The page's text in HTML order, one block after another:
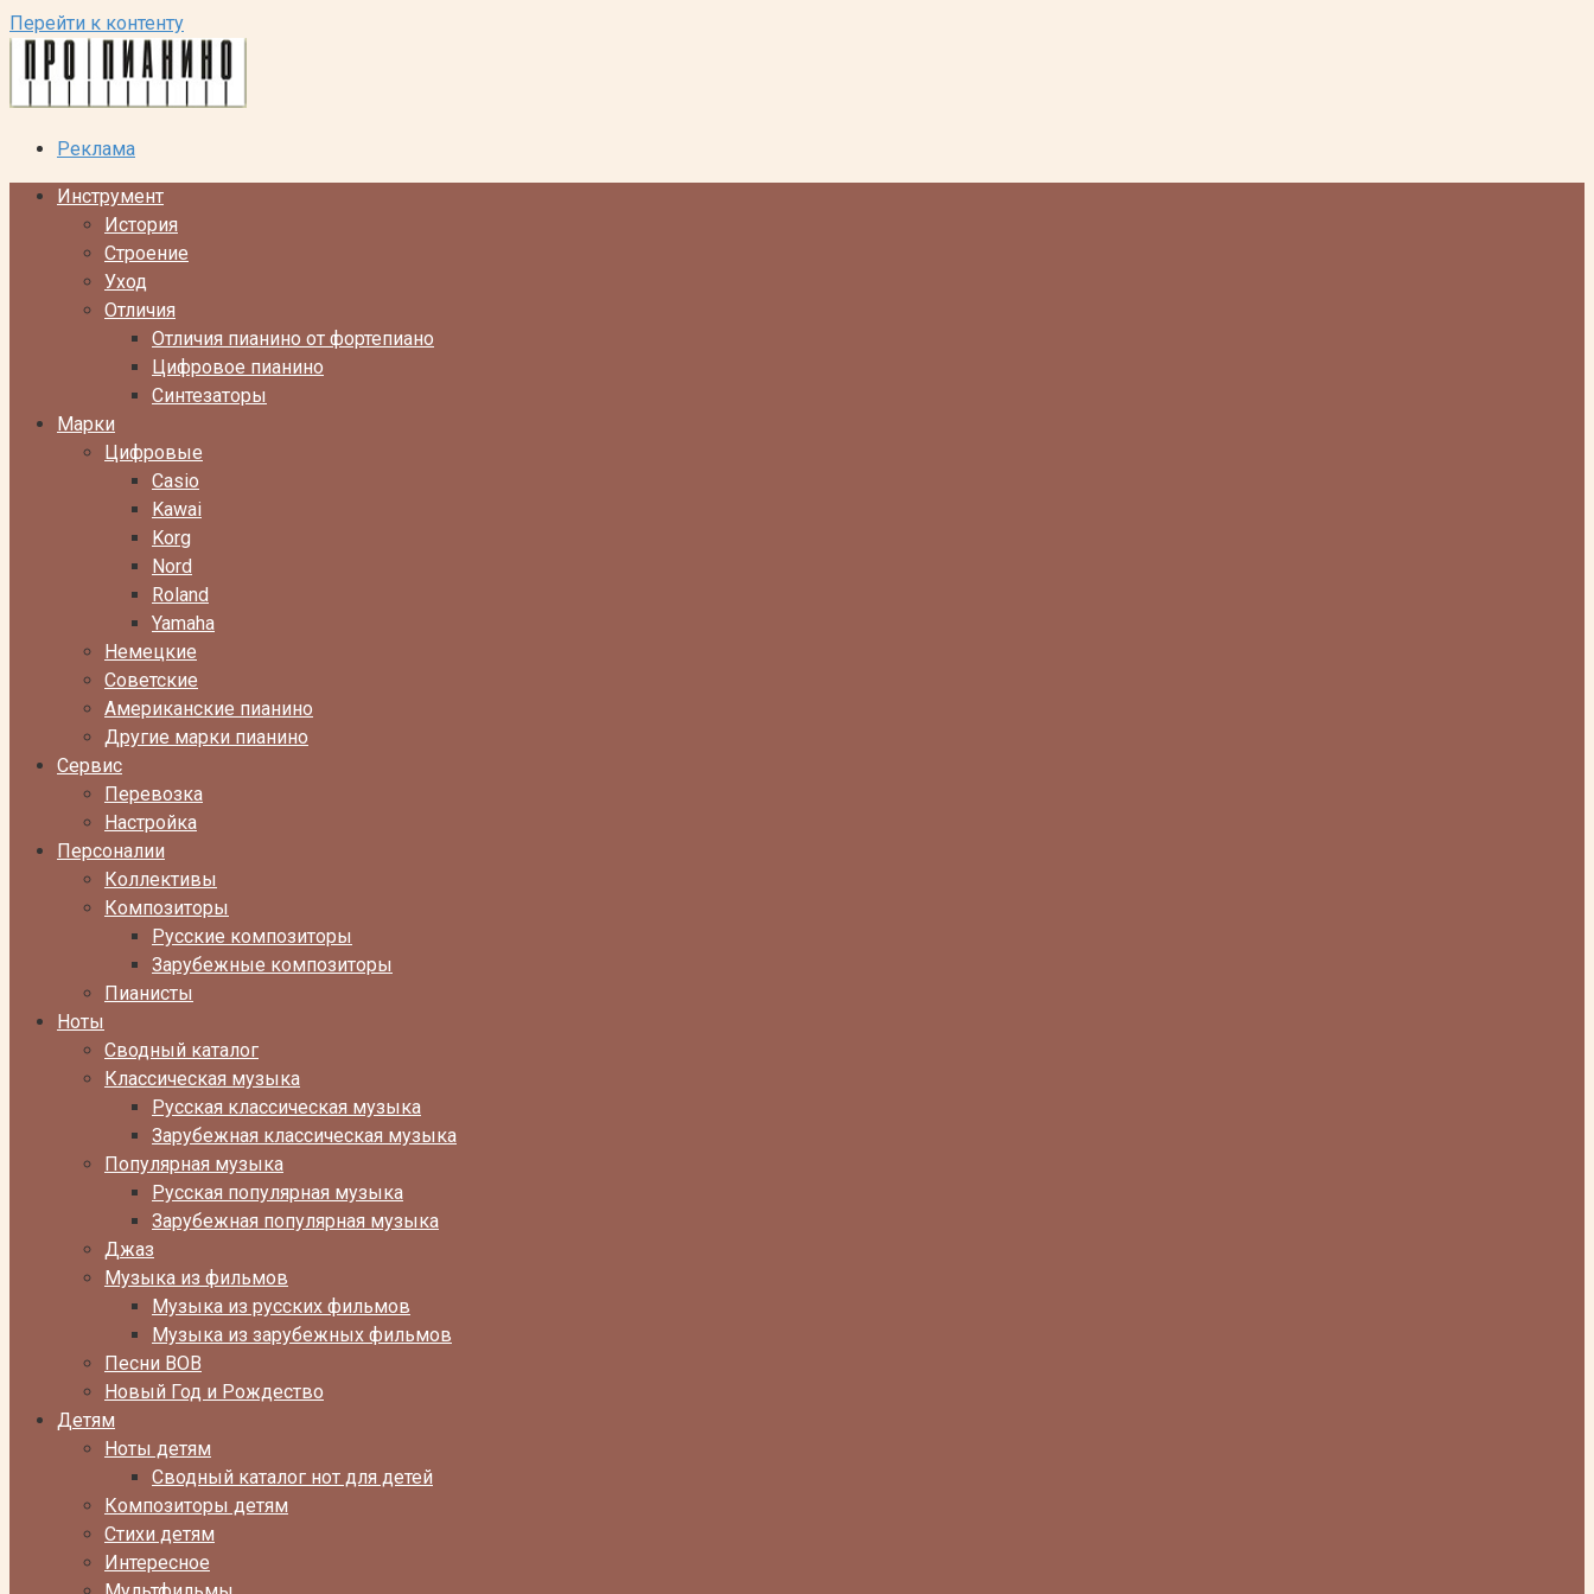
Перейти к контенту
Реклама
Инструмент
История
Строение
Уход
Отличия
Отличия пианино от фортепиано
Цифровое пианино
Синтезаторы
Марки
Цифровые
Casio
Kawai
Korg
Nord
Roland
Yamaha
Немецкие
Советские
Американские пианино
Другие марки пианино
Сервис
Перевозка
Настройка
Персоналии
Коллективы
Композиторы
Русские композиторы
Зарубежные композиторы
Пианисты
Ноты
Сводный каталог
Классическая музыка
Русская классическая музыка
Зарубежная классическая музыка
Популярная музыка
Русская популярная музыка
Зарубежная популярная музыка
Джаз
Музыка из фильмов
Музыка из русских фильмов
Музыка из зарубежных фильмов
Песни ВОВ
Новый Год и Рождество
Детям
Ноты детям
Сводный каталог нот для детей
Композиторы детям
Стихи детям
Интересное